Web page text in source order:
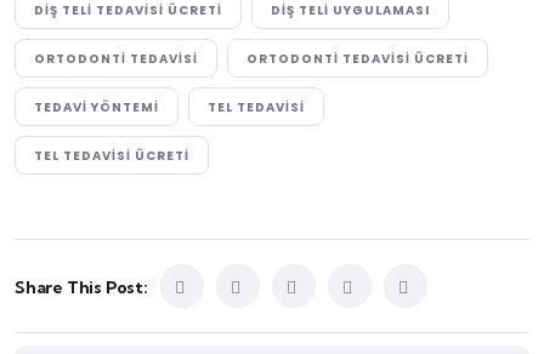
DIŞ TELI TEDAVISI ÜCRETI DIŞ TELI UYGULAMASI
ORTODONTI TEDAVISI ORTODONTI TEDAVISI ÜCRETI
TEDAVI YÖNTEMI TEL TEDAVISI
TEL TEDAVISI ÜCRETI
Share This Post: